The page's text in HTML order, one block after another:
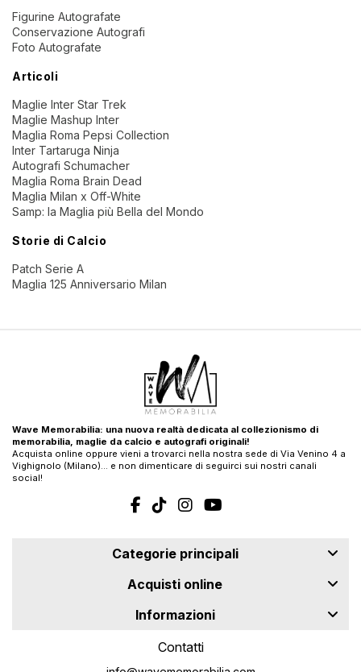
Figurine Autografate
Conservazione Autografi
Foto Autografate
Articoli
Maglie Inter Star Trek
Maglie Mashup Inter
Maglia Roma Pepsi Collection
Inter Tartaruga Ninja
Autografi Schumacher
Maglia Roma Brain Dead
Maglia Milan x Off-White
Samp: la Maglia più Bella del Mondo
Storie di Calcio
Patch Serie A
Maglia 125 Anniversario Milan
Wave Memorabilia: una nuova realtà dedicata al collezionismo di
memorabilia, maglie da calcio e autografi originali!
Acquista online oppure vieni a trovarci nella nostra sede di Via Venino 4 a
Vighignolo (Milano)… e non dimenticare di seguirci sui nostri canali
social!
Categorie principali
Acquisti online
Informazioni
Contatti